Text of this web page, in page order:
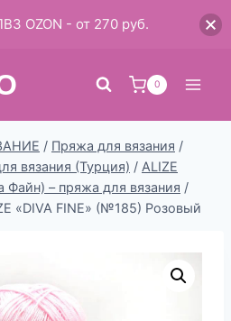
0
/ Пряжа для вязания /
вязания (Турция) / ALIZE
Файн) – пряжа для вязания /
«DIVA FINE» (№185) Розовый
OZON - от 270 руб.